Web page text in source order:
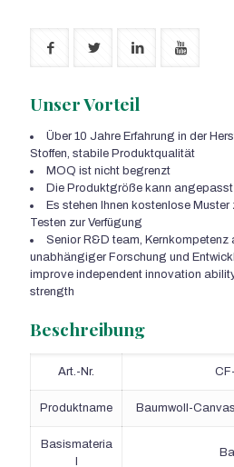
Unser Vorteil
Über 10 Jahre Erfahrung in der
Stoffen, stabile Produktqualität
MOQ ist nicht begrenzt
Die Produktgröße kann angepasst
Es stehen Ihnen kostenlose Muster
Testen zur Verfügung
Senior R&D team, Kernkompetenz
unabhängiger Forschung und
improve independent innovation
strength
Beschreibung
Art.-Nr.
Produktname Baumwoll-
Basismateria